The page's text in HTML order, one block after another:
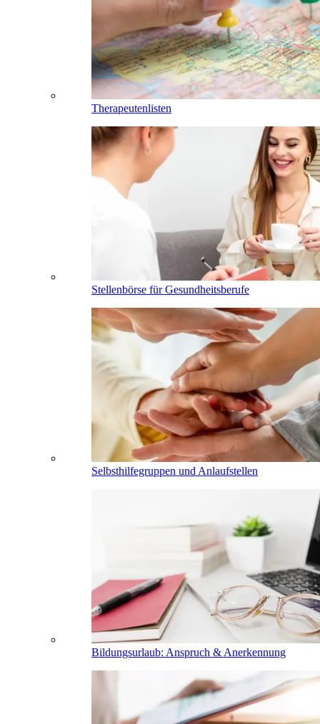
Therapeutenlisten
Stellenbörse für Gesundheitsberufe
Selbsthilfegruppen und Anlaufstellen
Bildungsurlaub: Anspruch & Anerkennung